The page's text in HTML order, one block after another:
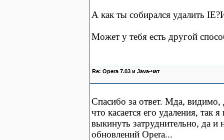
А как ты собирался удалить
Может у тебя есть другой
Re: Opera 7.03 и Java-чат
Спасибо за ответ. Мда, видимо,
что касается его удаления,
выкинуть затруднительно, да и
обновлений Opera...